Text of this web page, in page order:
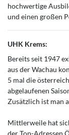
hochwertige
und einen großen
UHK Krems:
Bereits seit 1947
aus der Wachau
5 mal die
abgelaufenen
Zusätzlich ist man
Mittlerweile hat
der Top-Adressen